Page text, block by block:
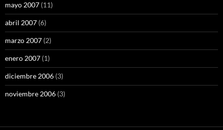
mayo 2007 (11)
abril 2007 (6)
marzo 2007 (2)
enero 2007 (1)
diciembre 2006 (3)
noviembre 2006 (3)